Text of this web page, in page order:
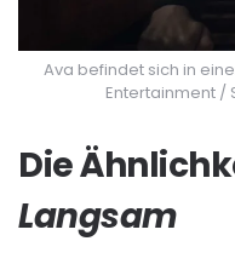
Ava befindet sich in
Entertainment /
Die
Langsam